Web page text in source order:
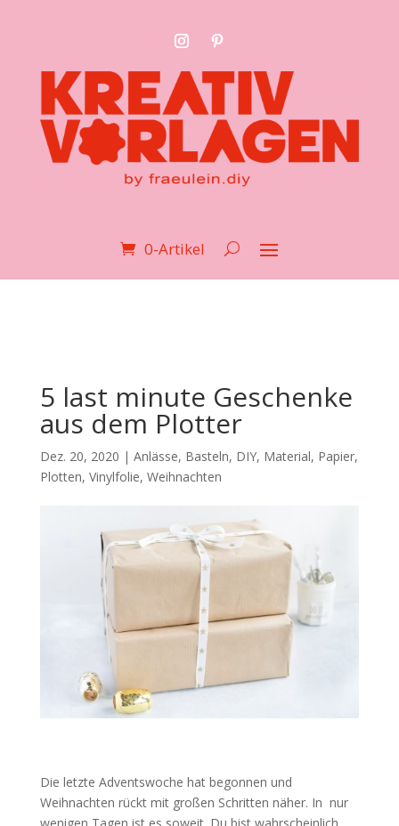
0-Artikel
5 last minute Geschenke
aus dem Plotter
Dez. 20, 2020 | Anlässe, Basteln, DIY, Material, Papier,
Plotten, Vinylfolie, Weihnachten
Die letzte Adventswoche hat begonnen und
Weihnachten rückt mit großen Schritten näher. In nur